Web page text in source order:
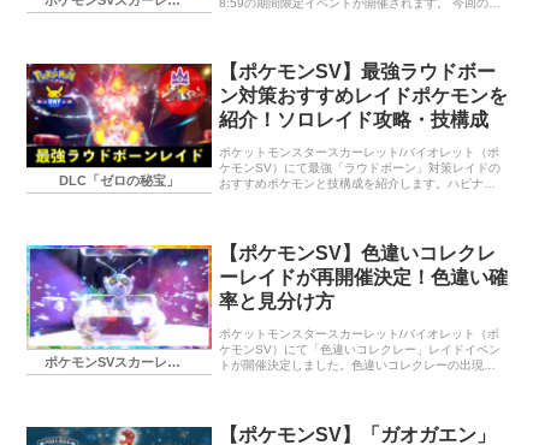
ャリタツたちの大量発生、各地では「あかし」を持
ったみずタイプのポケモンも普段より出会いやすく
なります。 ★7「最強？コイキング」が登場！ 今回
のイベントテラレイドバトルでは、 ドラゴンテラス
タイプのコイキングが★7黒い結晶に出現します。
し」が付いています。…
DLC「ゼロの秘宝」
【ポケモンSV】最強ラウドボー
ン対策おすすめレイドポケモンを
紹介！ソロレイド攻略・技構成
ポケットモンスタースカーレット/バイオレット（ポ
ケモンSV）にて最強「ラウドボーン」対策レイドの
おすすめポケモンと技構成を紹介します。ハピナス
ポケモンSVスカーレット・バイオレット
【ポケモンSV】色違いコレクレ
ーレイドが再開催決定！色違い確
率と見分け方
ポケットモンスタースカーレット/バイオレット（ポ
ケモンSV）にて「色違いコレクレー」レイドイベン
トが開催決定しました。色違いコレクレーの出現確
【ポケモンSV】「ガオガエン」